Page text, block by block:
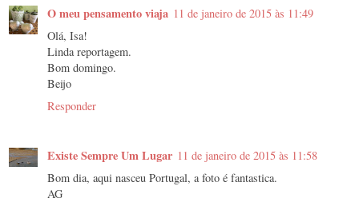
O meu pensamento viaja 11 de janeiro de 2015 às 11:49
Olá, Isa!
Linda reportagem.
Bom domingo.
Beijo
Responder
Existe Sempre Um Lugar 11 de janeiro de 2015 às 11:58
Bom dia, aqui nasceu Portugal, a foto é fantastica.
AG